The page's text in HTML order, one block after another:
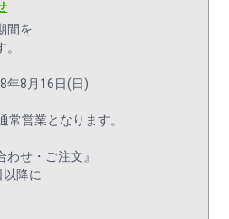
間を
年8月16日(日)
営業となります。
せ・ご注文』
以降に